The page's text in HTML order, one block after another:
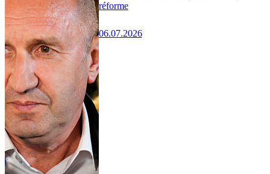
réforme
06.07.2026